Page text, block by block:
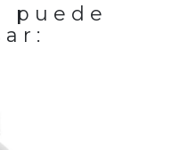
puede